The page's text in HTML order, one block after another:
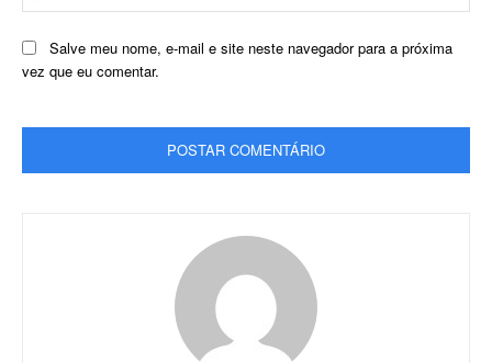
Salve meu nome, e-mail e site neste navegador para a próxima
vez que eu comentar.